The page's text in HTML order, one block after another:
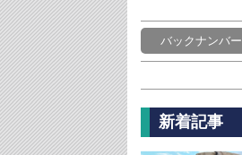
バックナンバー
新着記事